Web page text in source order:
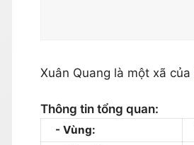
Xuân Quang là một xã của
Thông tin tổng quan:
Vùng: